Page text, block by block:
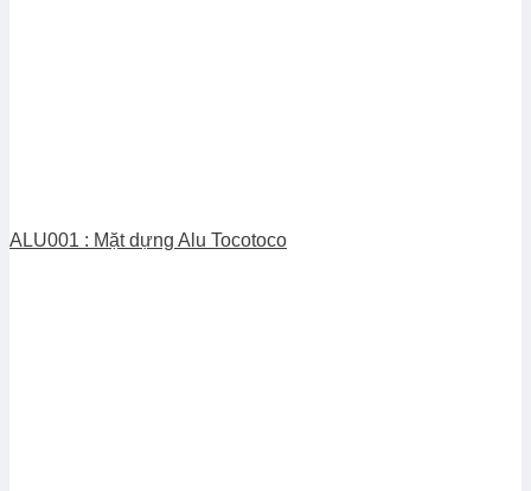
ALU001 : Mặt dựng Alu Tocotoco